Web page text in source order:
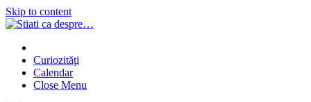
Skip to content
Curiozităţi
Calendar
Close Menu